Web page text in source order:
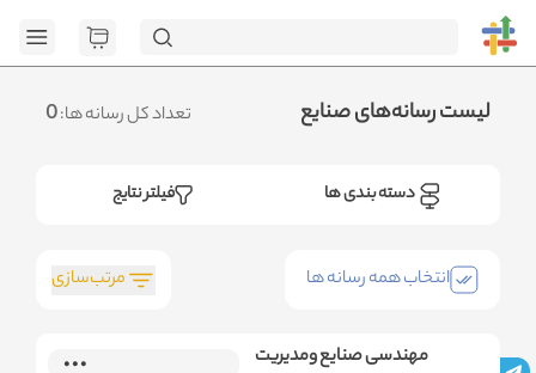
تعداد کل رسانه ها:0 لیست رسانه‌های صنایع
فیلتر نتایج دسته بندی ها
مرتب‌سازی انتخاب همه رسانه ها
مهندسی صنایع ومدیریت
page=1&social=all&sort_field=orders_num&sort_type=desc":
<no response> Failed to fetch
.متوجه شدم